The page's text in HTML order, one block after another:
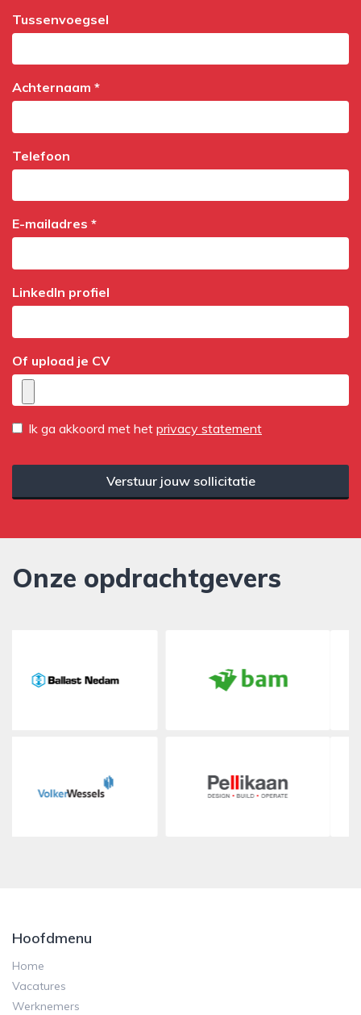
Tussenvoegsel
Achternaam *
Telefoon
E-mailadres *
LinkedIn profiel
Of upload je CV
Ik ga akkoord met het privacy statement
Verstuur jouw sollicitatie
Onze opdrachtgevers
Hoofdmenu
Home
Vacatures
Werknemers